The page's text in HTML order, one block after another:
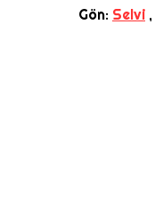
Gön: Selvi ,